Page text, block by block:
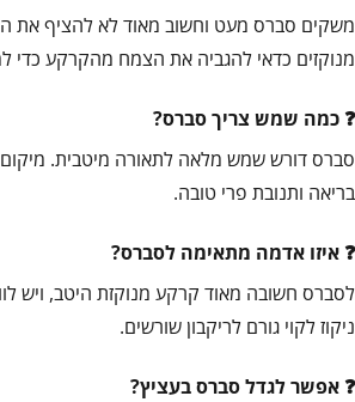
משקים סברס מעט וחשוב מאוד לא להציף את
מנוקזים כדאי להגביה את הצמח מהקרקע כדי
כמה שמש צריך סברס?
סברס דורש שמש מלאה לתאורה מיטבית.
בריאה ותנובת פרי טובה.
איזו אדמה מתאימה לסברס?
לסברס חשובה מאוד קרקע מנוקזת היטב, ויש
ניקוז לקוי גורם לריקבון שורשים.
אפשר לגדל סברס בעציץ?